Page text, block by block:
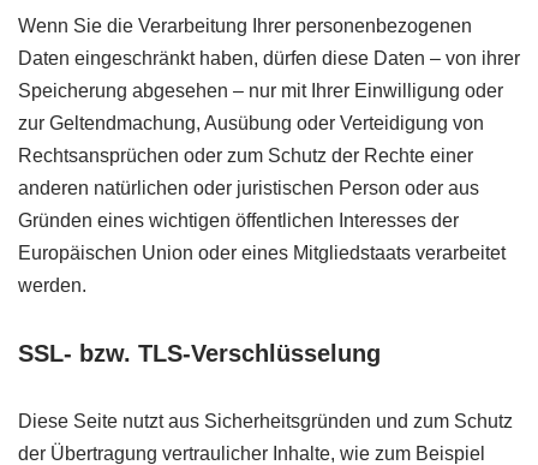
Wenn Sie die Verarbeitung Ihrer personenbezogenen
Daten eingeschränkt haben, dürfen diese Daten – von ihrer
Speicherung abgesehen – nur mit Ihrer Einwilligung oder
zur Geltendmachung, Ausübung oder Verteidigung von
Rechtsansprüchen oder zum Schutz der Rechte einer
anderen natürlichen oder juristischen Person oder aus
Gründen eines wichtigen öffentlichen Interesses der
Europäischen Union oder eines Mitgliedstaats verarbeitet
werden.
SSL- bzw. TLS-Verschlüsselung
Diese Seite nutzt aus Sicherheitsgründen und zum Schutz
der Übertragung vertraulicher Inhalte, wie zum Beispiel